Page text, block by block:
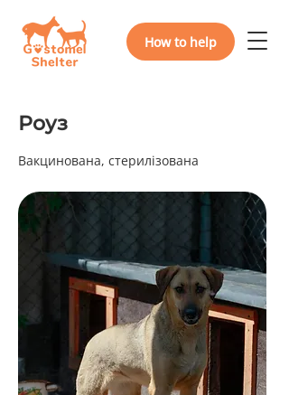
How to help
Роуз
Вакцинована, стерилізована